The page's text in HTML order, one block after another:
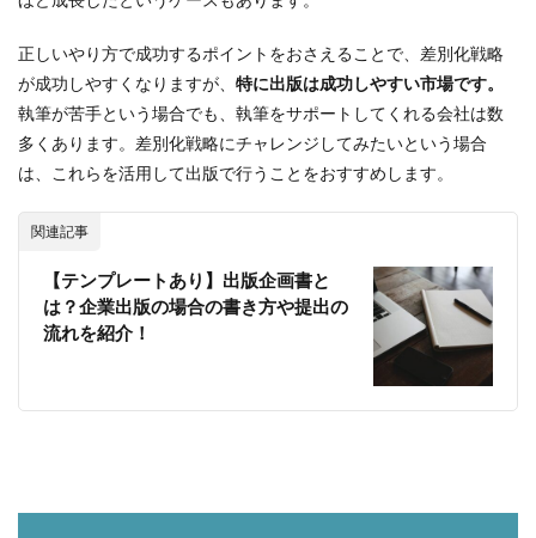
正しいやり方で成功するポイントをおさえることで、差別化戦略
が成功しやすくなりますが、 特に出版は成功しやすい市場です。
執筆が苦手という場合でも、執筆をサポートしてくれる会社は数
多くあります。差別化戦略にチャレンジしてみたいという場合
は、これらを活用して出版で行うことをおすすめします。
関連記事
【テンプレートあり】出版企画書と
は？企業出版の場合の書き方や提出の
流れを紹介！